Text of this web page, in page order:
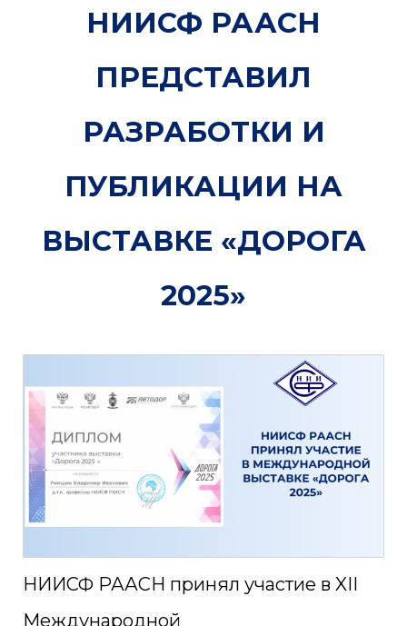
НИИСФ РААСН
ПРЕДСТАВИЛ
РАЗРАБОТКИ И
ПУБЛИКАЦИИ НА
ВЫСТАВКЕ «ДОРОГА
2025»
НИИСФ РААСН принял участие в XII
Международной